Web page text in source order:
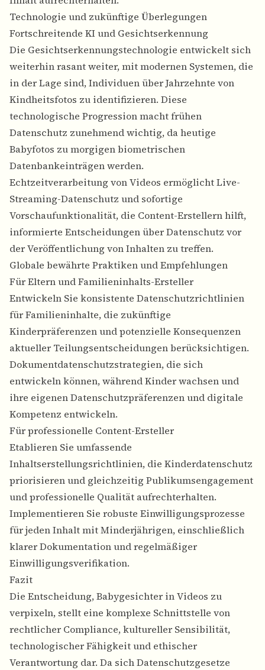
Technologie und zukünftige Überlegungen
Fortschreitende KI und Gesichtserkennung
Die Gesichtserkennungstechnologie entwickelt sich
weiterhin rasant weiter, mit modernen Systemen, die
in der Lage sind, Individuen über Jahrzehnte von
Kindheitsfotos zu identifizieren. Diese
technologische Progression macht frühen
Datenschutz zunehmend wichtig, da heutige
Babyfotos zu morgigen biometrischen
Datenbankeinträgen werden.
Echtzeitverarbeitung von Videos ermöglicht Live-
Streaming-Datenschutz und sofortige
Vorschaufunktionalität, die Content-Erstellern hilft,
informierte Entscheidungen über Datenschutz vor
der Veröffentlichung von Inhalten zu treffen.
Globale bewährte Praktiken und Empfehlungen
Für Eltern und Familieninhalts-Ersteller
Entwickeln Sie konsistente Datenschutzrichtlinien
für Familieninhalte, die zukünftige
Kinderpräferenzen und potenzielle Konsequenzen
aktueller Teilungsentscheidungen berücksichtigen.
Dokumentdatenschutzstrategien, die sich
entwickeln können, während Kinder wachsen und
ihre eigenen Datenschutzpräferenzen und digitale
Kompetenz entwickeln.
Für professionelle Content-Ersteller
Etablieren Sie umfassende
Inhaltserstellungsrichtlinien, die Kinderdatenschutz
priorisieren und gleichzeitig Publikumsengagement
und professionelle Qualität aufrechterhalten.
Implementieren Sie robuste Einwilligungsprozesse
für jeden Inhalt mit Minderjährigen, einschließlich
klarer Dokumentation und regelmäßiger
Einwilligungsverifikation.
Fazit
Die Entscheidung, Babygesichter in Videos zu
verpixeln, stellt eine komplexe Schnittstelle von
rechtlicher Compliance, kultureller Sensibilität,
technologischer Fähigkeit und ethischer
Verantwortung dar. Da sich Datenschutzgesetze